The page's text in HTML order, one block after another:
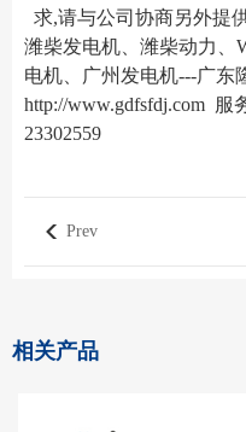
求,请与公司协商另外提
潍柴发电机、潍柴动力、
电机、广州发电机---广东
http://www.gdfsfdj.com 服
23302559
Prev
相关产品